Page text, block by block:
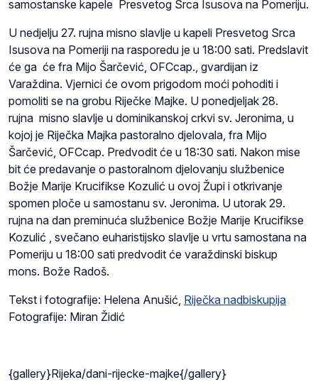
samostanske kapele Presvetog Srca Isusova na Pomeriju.
U nedjelju 27. rujna misno slavlje u kapeli Presvetog Srca
Isusova na Pomeriji na rasporedu je u 18:00 sati. Predslavit
će ga će fra Mijo Šarčević, OFCcap., gvardijan iz
Varaždina. Vjernici će ovom prigodom moći pohoditi i
pomoliti se na grobu Riječke Majke. U ponedjeljak 28.
rujna misno slavlje u dominikanskoj crkvi sv. Jeronima, u
kojoj je Riječka Majka pastoralno djelovala, fra Mijo
Šarčević, OFCcap. Predvodit će u 18:30 sati. Nakon mise
bit će predavanje o pastoralnom djelovanju službenice
Božje Marije Krucifikse Kozulić u ovoj Župi i otkrivanje
spomen ploče u samostanu sv. Jeronima. U utorak 29.
rujna na dan preminuća službenice Božje Marije Krucifikse
Kozulić , svečano euharistijsko slavlje u vrtu samostana na
Pomeriju u 18:00 sati predvodit će varaždinski biskup
mons. Bože Radoš.
Tekst i fotografije: Helena Anušić, Riječka nadbiskupija
Fotografije: Miran Židić
{gallery}Rijeka/dani-rijecke-majke{/gallery}